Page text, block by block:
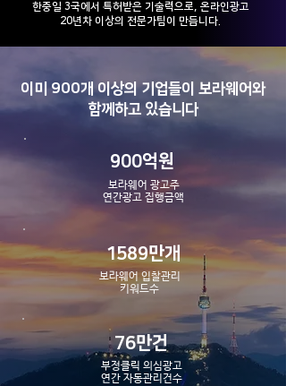
​한중일 3국에서 특허받은 기술력으로, 온라인광고
20년차 이상의 전문가팀이 만듭니다.
이미 900개 이상의 기업들이 보라웨어와
함께하고 있습니다
900억원
보라웨어 광고주
​연간광고 집행금액
1589만개
보라웨어 입찰관리
​키워드수
76만건
부정클릭 의심광고
​연간 자동관리건수